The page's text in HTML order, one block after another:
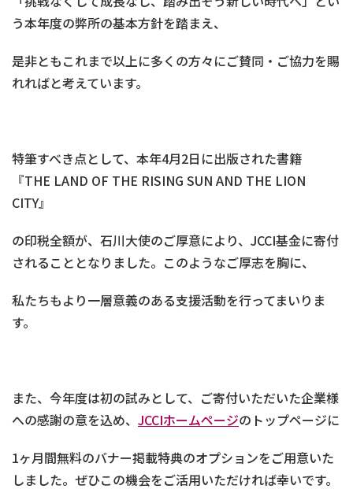
う本年度の弊所の基本方針を踏まえ、
是非ともこれまで以上に多くの方々にご賛同・ご協力を賜
れればと考えています。
特筆すべき点として、本年4月2日に出版された書籍
『THE LAND OF THE RISING SUN AND THE LION
CITY』
の印税全額が、石川大使のご厚意により、JCCI基金に寄付
されることとなりました。このようなご厚志を胸に、
私たちもより一層意義のある支援活動を行ってまいりま
す。
また、今年度は初の試みとして、ご寄付いただいた企業様
への感謝の意を込め、 JCCIホームページのトップページに
1ヶ月間無料のバナー掲載特典のオプションをご用意いた
しました。ぜひこの機会をご活用いただければ幸いです。